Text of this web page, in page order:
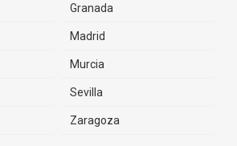
Granada
Madrid
Murcia
Sevilla
Zaragoza